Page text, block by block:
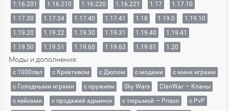
1.16.201
1.16.210 1.16.220 1.16.221 1.17
1.17.10
1.17.30
1.17.34 1.17.40 1.17.41 1.18 1.19.0
1.19.10
1.19.20
1.19.22 1.19.30 1.19.31 1.19.40
1.19.41
1.19.50
1.19.51 1.19.60 1.19.63 1.19.81 1.20
Моды и дополнения:
с 1000лвл c Креативом с Дюпом с модами
с мини играми
с Голодными играми
с оружием Sky Wars
ClanWar — Кланы
с кейсами
с продажей админок с тюрьмой — Prison
с PvP